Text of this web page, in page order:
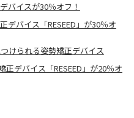
バイスが30％オフ！
デバイス「RESEED」が30％オ
けられる姿勢矯正デバイス
デバイス「RESEED」が20％オ